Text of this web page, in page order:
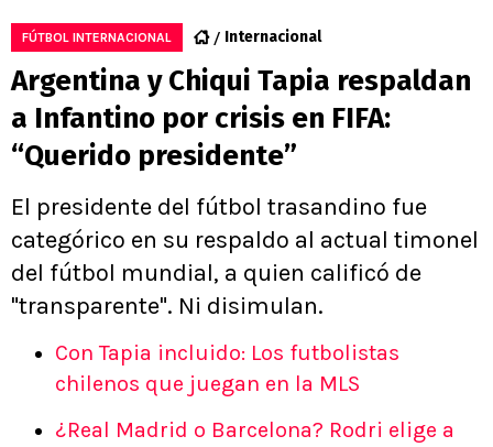
FÚTBOL INTERNACIONAL Internacional
Argentina y Chiqui Tapia respaldan
a Infantino por crisis en FIFA:
“Querido presidente”
El presidente del fútbol trasandino fue
categórico en su respaldo al actual timonel
del fútbol mundial, a quien calificó de
"transparente". Ni disimulan.
Con Tapia incluido: Los futbolistas
chilenos que juegan en la MLS
¿Real Madrid o Barcelona? Rodri elige a